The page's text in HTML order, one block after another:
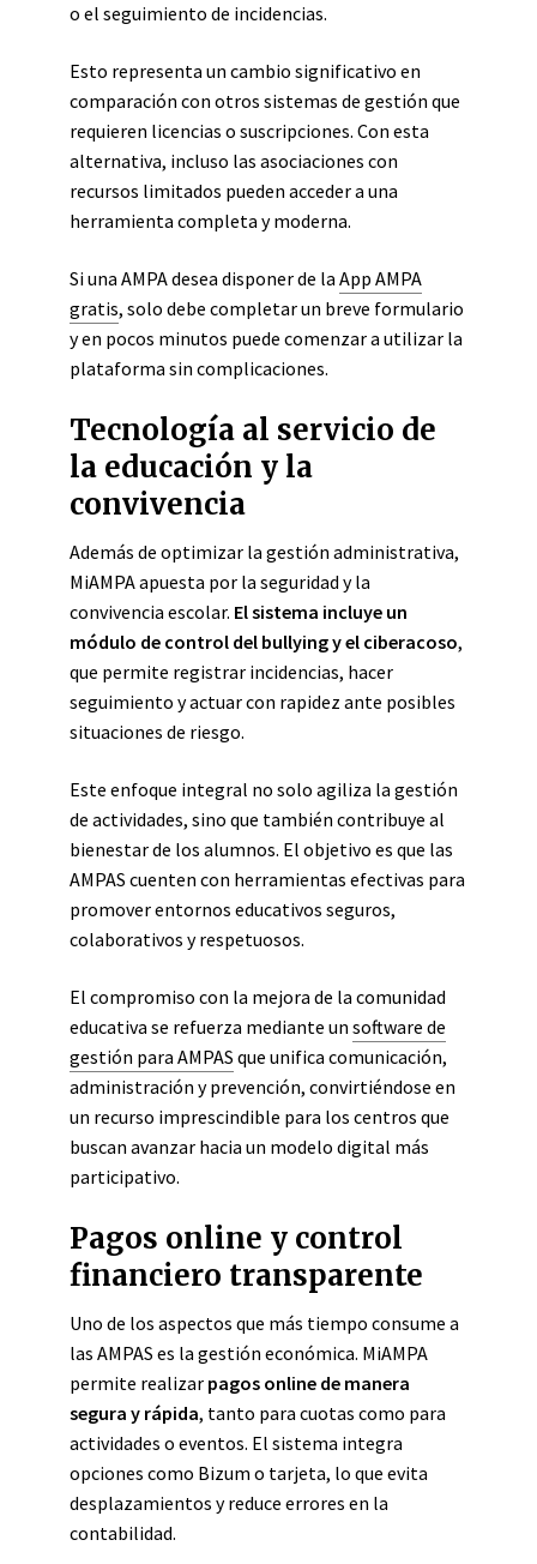
o el seguimiento de incidencias.
Esto representa un cambio significativo en
comparación con otros sistemas de gestión que
requieren licencias o suscripciones. Con esta
alternativa, incluso las asociaciones con
recursos limitados pueden acceder a una
herramienta completa y moderna.
Si una AMPA desea disponer de la App AMPA
gratis, solo debe completar un breve formulario
y en pocos minutos puede comenzar a utilizar la
plataforma sin complicaciones.
Tecnología al servicio de
la educación y la
convivencia
Además de optimizar la gestión administrativa,
MiAMPA apuesta por la seguridad y la
convivencia escolar. El sistema incluye un
módulo de control del bullying y el ciberacoso,
que permite registrar incidencias, hacer
seguimiento y actuar con rapidez ante posibles
situaciones de riesgo.
Este enfoque integral no solo agiliza la gestión
de actividades, sino que también contribuye al
bienestar de los alumnos. El objetivo es que las
AMPAS cuenten con herramientas efectivas para
promover entornos educativos seguros,
colaborativos y respetuosos.
El compromiso con la mejora de la comunidad
educativa se refuerza mediante un software de
gestión para AMPAS que unifica comunicación,
administración y prevención, convirtiéndose en
un recurso imprescindible para los centros que
buscan avanzar hacia un modelo digital más
participativo.
Pagos online y control
financiero transparente
Uno de los aspectos que más tiempo consume a
las AMPAS es la gestión económica. MiAMPA
permite realizar pagos online de manera
segura y rápida, tanto para cuotas como para
actividades o eventos. El sistema integra
opciones como Bizum o tarjeta, lo que evita
desplazamientos y reduce errores en la
contabilidad.